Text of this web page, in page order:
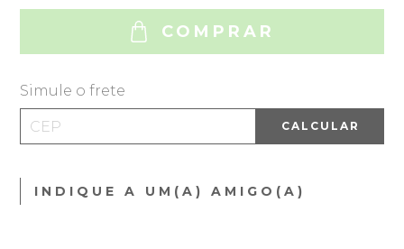
COMPRAR
Simule o frete
CALCULAR
INDIQUE A UM(A) AMIGO(A)